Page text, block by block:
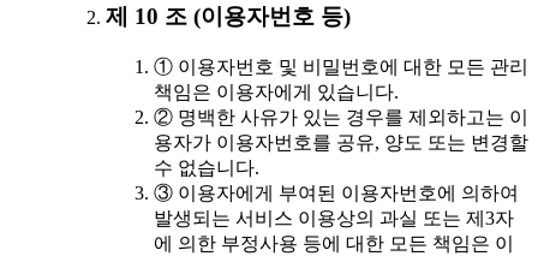
제 10 조 (이용자번호 등)
① 이용자번호 및 비밀번호에 대한 모든 관리
책임은 이용자에게 있습니다.
② 명백한 사유가 있는 경우를 제외하고는 이
용자가 이용자번호를 공유, 양도 또는 변경할
수 없습니다.
③ 이용자에게 부여된 이용자번호에 의하여
발생되는 서비스 이용상의 과실 또는 제3자
에 의한 부정사용 등에 대한 모든 책임은 이